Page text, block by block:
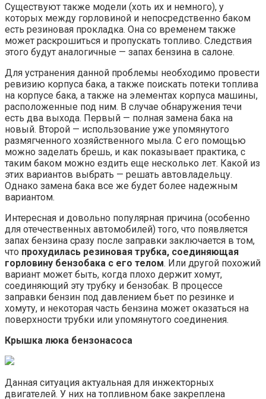
Существуют также модели (хоть их и немного), у
которых между горловиной и непосредственно баком
есть резиновая прокладка. Она со временем также
может раскрошиться и пропускать топливо. Следствия
этого будут аналогичные — запах бензина в салоне.
Для устранения данной проблемы необходимо провести
ревизию корпуса бака, а также поискать потеки топлива
на корпусе бака, а также на элементах корпуса машины,
расположенные под ним. В случае обнаружения течи
есть два выхода. Первый — полная замена бака на
новый. Второй — использование уже упомянутого
размягченного хозяйственного мыла. С его помощью
можно заделать брешь, и как показывает практика, с
таким баком можно ездить еще несколько лет. Какой из
этих вариантов выбрать — решать автовладельцу.
Однако замена бака все же будет более надежным
вариантом.
Интересная и довольно популярная причина (особенно
для отечественных автомобилей) того, что появляется
запах бензина сразу после заправки заключается в том,
что прохудилась резиновая трубка, соединяющая
горловину бензобака с его телом. Или другой похожий
вариант может быть, когда плохо держит хомут,
соединяющий эту трубку и бензобак. В процессе
заправки бензин под давлением бьет по резинке и
хомуту, и некоторая часть бензина может оказаться на
поверхности трубки или упомянутого соединения.
Крышка люка бензонасоса
Данная ситуация актуальная для инжекторных
двигателей. У них на топливном баке закреплена